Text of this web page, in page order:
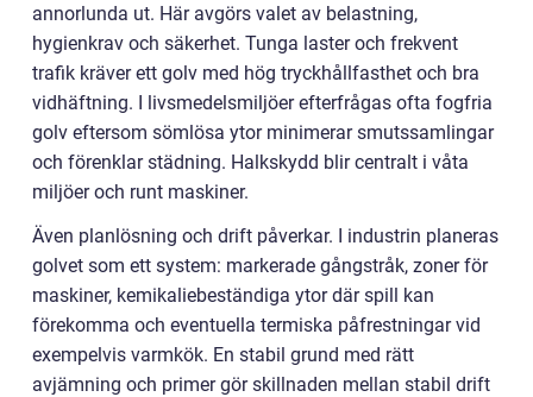
annorlunda ut. Här avgörs valet av belastning,
hygienkrav och säkerhet. Tunga laster och frekvent
trafik kräver ett golv med hög tryckhållfasthet och bra
vidhäftning. I livsmedelsmiljöer efterfrågas ofta fogfria
golv eftersom sömlösa ytor minimerar smutssamlingar
och förenklar städning. Halkskydd blir centralt i våta
miljöer och runt maskiner.
Även planlösning och drift påverkar. I industrin planeras
golvet som ett system: markerade gångstråk, zoner för
maskiner, kemikaliebeständiga ytor där spill kan
förekomma och eventuella termiska påfrestningar vid
exempelvis varmkök. En stabil grund med rätt
avjämning och primer gör skillnaden mellan stabil drift